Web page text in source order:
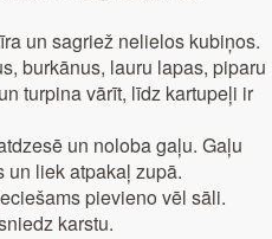
un sagriež nelielos kubiņos.
burkānus, lauru lapas, piparu
turpina vārīt, līdz kartupeļi ir
un noloba gaļu. Gaļu
un liek atpakaļ zupā.
pievieno vēl sāli.
karstu.